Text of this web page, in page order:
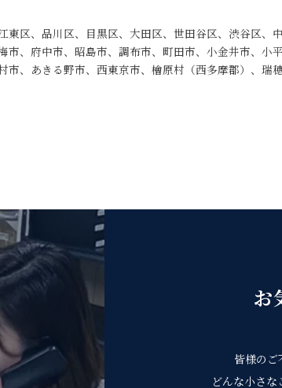
区、品川区、目黒区、大田区、世田谷区、渋谷区、
、府中市、昭島市、調布市、町田市、小金井市、
、あきる野市、西東京市、檜原村（西多摩郡）、瑞
お
皆様のご
どんな小さな